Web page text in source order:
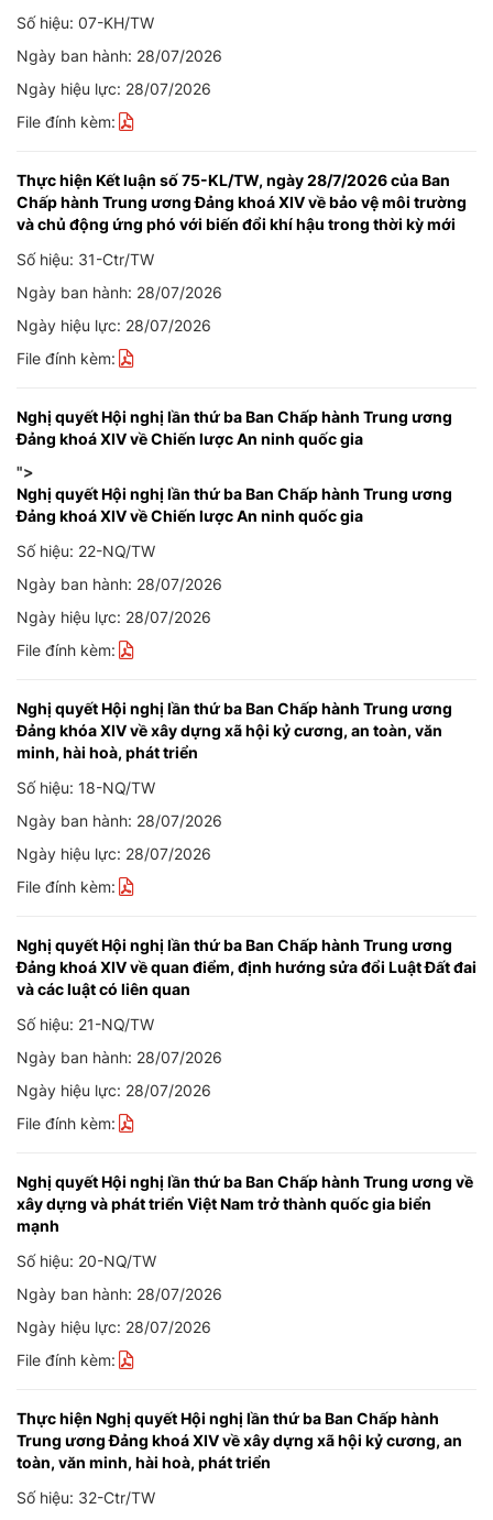
Số hiệu: 07-KH/TW
Ngày ban hành: 28/07/2026
Ngày hiệu lực: 28/07/2026
File đính kèm:
Thực hiện Kết luận số 75-KL/TW, ngày 28/7/2026 của Ban
Chấp hành Trung ương Đảng khoá XIV về bảo vệ môi trường
và chủ động ứng phó với biến đổi khí hậu trong thời kỳ mới
Số hiệu: 31-Ctr/TW
Ngày ban hành: 28/07/2026
Ngày hiệu lực: 28/07/2026
File đính kèm:
Nghị quyết Hội nghị lần thứ ba Ban Chấp hành Trung ương
Đảng khoá XIV về Chiến lược An ninh quốc gia
">
Nghị quyết Hội nghị lần thứ ba Ban Chấp hành Trung ương
Đảng khoá XIV về Chiến lược An ninh quốc gia
Số hiệu: 22-NQ/TW
Ngày ban hành: 28/07/2026
Ngày hiệu lực: 28/07/2026
File đính kèm:
Nghị quyết Hội nghị lần thứ ba Ban Chấp hành Trung ương
Đảng khóa XIV về xây dựng xã hội kỷ cương, an toàn, văn
minh, hài hoà, phát triển
Số hiệu: 18-NQ/TW
Ngày ban hành: 28/07/2026
Ngày hiệu lực: 28/07/2026
File đính kèm:
Nghị quyết Hội nghị lần thứ ba Ban Chấp hành Trung ương
Đảng khoá XIV về quan điểm, định hướng sửa đổi Luật Đất đai
và các luật có liên quan
Số hiệu: 21-NQ/TW
Ngày ban hành: 28/07/2026
Ngày hiệu lực: 28/07/2026
File đính kèm:
Nghị quyết Hội nghị lần thứ ba Ban Chấp hành Trung ương về
xây dựng và phát triển Việt Nam trở thành quốc gia biển
mạnh
Số hiệu: 20-NQ/TW
Ngày ban hành: 28/07/2026
Ngày hiệu lực: 28/07/2026
File đính kèm:
Thực hiện Nghị quyết Hội nghị lần thứ ba Ban Chấp hành
Trung ương Đảng khoá XIV về xây dựng xã hội kỷ cương, an
toàn, văn minh, hài hoà, phát triển
Số hiệu: 32-Ctr/TW